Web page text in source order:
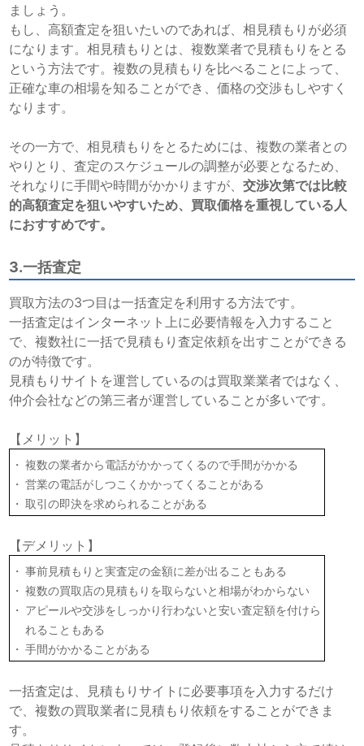
ましょう。
もし、高額査定を狙いたいのであれば、相見積もりが必須
になります。相見積もりとは、複数業者で見積もりをとる
という方法です。複数の見積もりを比べることによって、
正確な車の相場を知ることができ、価格の交渉もしやすく
なります。
その一方で、相見積もりをとるためには、複数の業者との
やりとり、査定のスケジュールの調整が必要となるため、
それなりに手間や時間がかかりますが、交渉次第では比較
的高額査定を狙いやすいため、買取価格を重視している人
におすすめです。
3.一括査定
買取方法の3つ目は一括査定を利用する方法です。
一括査定はインターネット上に必要情報を入力すること
で、複数社に一括で見積もり査定依頼を出すことができる
のが特徴です。
見積もりサイトを運営しているのは買取業業者ではなく、
仲介会社などの第三者が運営していることが多いです。
【メリット】
複数の業者から電話がかかってくるので手間がかかる
営業の電話がしつこくかかってくることがある
取引の即決を求められることがある
【デメリット】
事前見積もりと実査定の金額に差が出ることもある
複数の買取店の見積もりを取らないと相場がわからない
アピールや交渉をしっかり行わないと安い査定額を付けら
れることもある
手間がかかることがある
一括査定は、見積もりサイトに必要事項を入力するだけ
で、複数の買取業者に見積もり依頼をすることができま
す。